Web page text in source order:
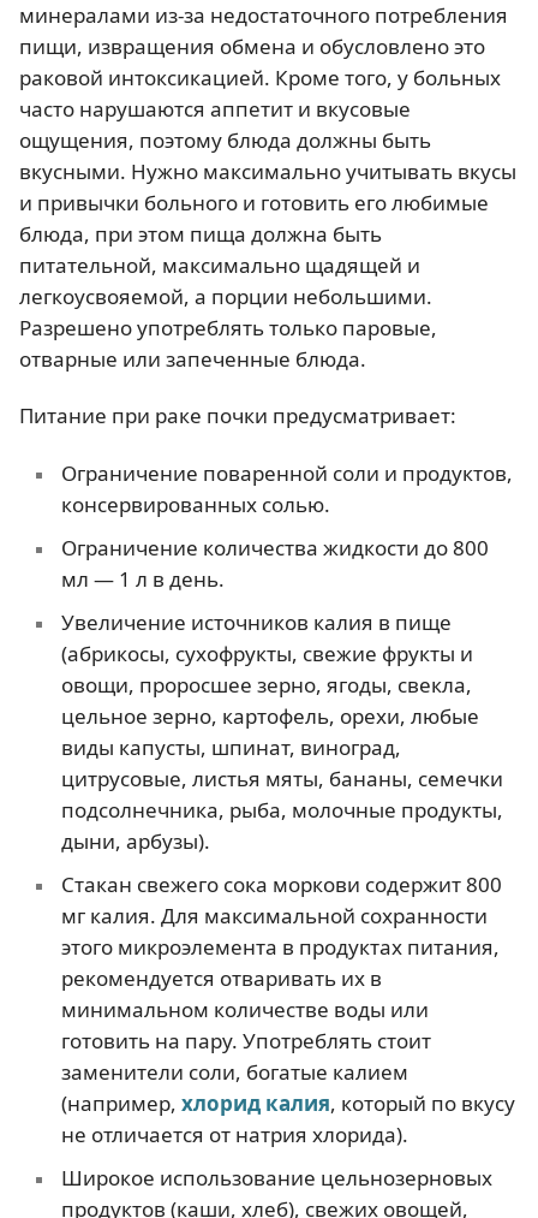
минералами из-за недостаточного потребления
пищи, извращения обмена и обусловлено это
раковой интоксикацией. Кроме того, у больных
часто нарушаются аппетит и вкусовые
ощущения, поэтому блюда должны быть
вкусными. Нужно максимально учитывать вкусы
и привычки больного и готовить его любимые
блюда, при этом пища должна быть
питательной, максимально щадящей и
легкоусвояемой, а порции небольшими.
Разрешено употреблять только паровые,
отварные или запеченные блюда.
Питание при раке почки предусматривает:
Ограничение поваренной соли и продуктов,
консервированных солью.
Ограничение количества жидкости до 800
мл — 1 л в день.
Увеличение источников калия в пище
(абрикосы, сухофрукты, свежие фрукты и
овощи, проросшее зерно, ягоды, свекла,
цельное зерно, картофель, орехи, любые
виды капусты, шпинат, виноград,
цитрусовые, листья мяты, бананы, семечки
подсолнечника, рыба, молочные продукты,
дыни, арбузы).
Стакан свежего сока моркови содержит 800
мг калия. Для максимальной сохранности
этого микроэлемента в продуктах питания,
рекомендуется отваривать их в
минимальном количестве воды или
готовить на пару. Употреблять стоит
заменители соли, богатые калием
(например, хлорид калия, который по вкусу
не отличается от натрия хлорида).
Широкое использование цельнозерновых
продуктов (каши, хлеб), свежих овощей,